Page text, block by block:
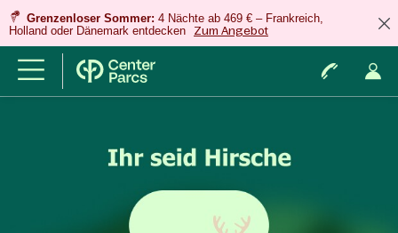
Grenzenloser Sommer: 4 Nächte ab 469 € – Frankreich,
Holland oder Dänemark entdecken
Zum Angebot